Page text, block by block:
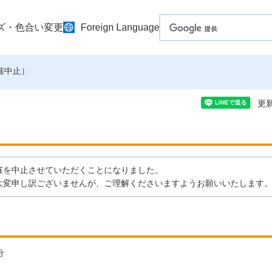
・色合い変更 Foreign Language
止）
更
中止させていただくことになりました。
申し訳ございませんが、ご理解くださいますようお願いいたします。